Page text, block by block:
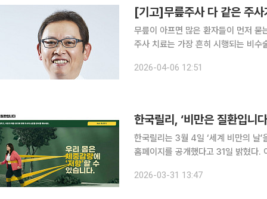
[기고]무릎주사 다 같은 주사
무릎이 아프면 많은 환자들이 먼저
주사 치료는 가장 흔히 시행되는 비수
따라 선택해야 하는 주사 종류도 달라
2026-04-06 12:51
한국릴리, ‘비만은 질환입니
한국릴리는 3월 4일 ‘세계 비만의
홈페이지를 공개했다고 31일 밝혔다. 이번 캠페인 홈페이지는 환자의 안전과 치료 환경 개선을 최우
체중 감량 과정에서 경험하는 다양한
2026-03-31 13:47